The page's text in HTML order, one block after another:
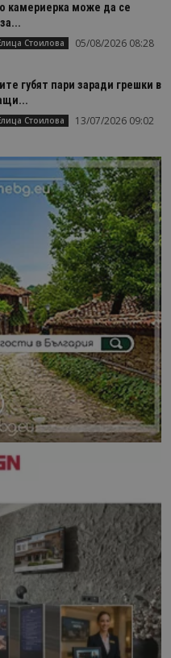
камериерка може да се
Стоилова 05/08/2026 08:28
губят пари заради грешки в
Стоилова 13/07/2026 09:02